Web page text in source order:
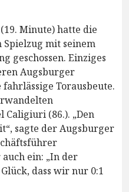
Minute) hatte die
Spielzug mit seinem
geschossen. Einziges
Augsburger
Torausbeute.
(86.). „Den
sagte der Augsburger
ein: „In der
dass wir nur 0:1